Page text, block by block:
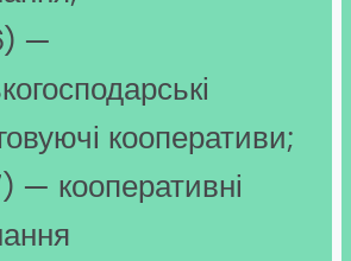
—
кооперативи;
— кооперативні